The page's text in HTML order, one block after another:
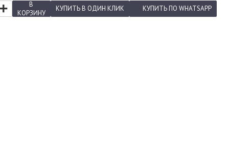
В
КОРЗИНУ
КУПИТЬВ ОДИН КЛИК КУПИТЬПО WHATSAPP